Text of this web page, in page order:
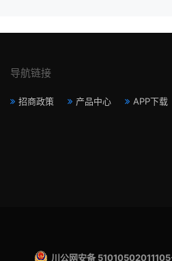
导航链接
招商政策 产品中心 APP下载
川公网安备